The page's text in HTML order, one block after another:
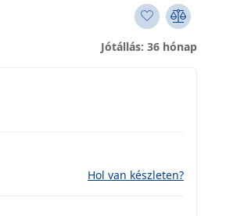
Jótállás: 36 hónap
Hol van készleten?